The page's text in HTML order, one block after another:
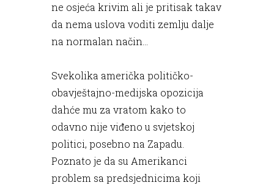
ne osjeća krivim ali je pritisak takav
da nema uslova voditi zemlju dalje
na normalan način...
Svekolika američka političko-
obavještajno-medijska opozicija
dahće mu za vratom kako to
odavno nije viđeno u svjetskoj
politici, posebno na Zapadu.
Poznato je da su Amerikanci
problem sa predsjednicima koji